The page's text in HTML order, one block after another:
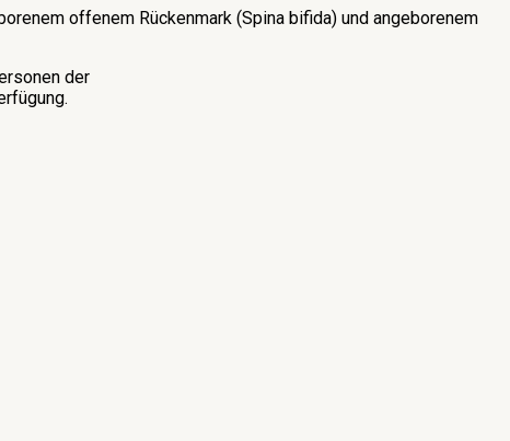
offenem Rückenmark (Spina bifida) und angeborenem
der